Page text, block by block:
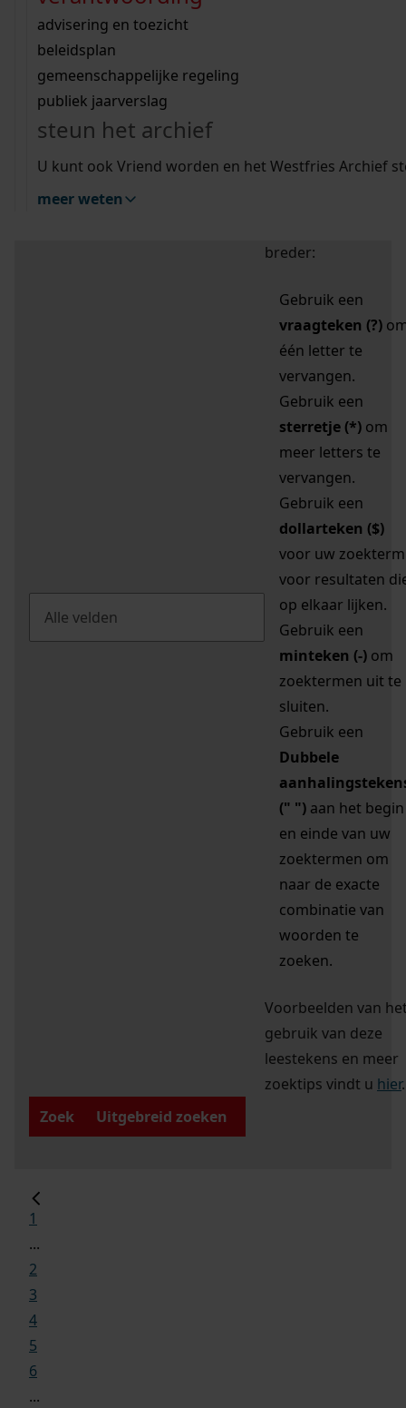
bouwvergunningen
omgevingsvergunningen
vergunningen
beeld en geluid
uitleg nodig?
Wij helpen u op weg met een aantal zoektips.
bekijk alle zoektips
Wij helpen u op weg met een aantal zoektips.
bekijk alle zoektips
bekijk ons geschiedenislokaal
advisering en toezicht
beleidsplan
gemeenschappelijke regeling
publiek jaarverslag
steun het archief
U kunt ook Vriend worden en het Westfries Archief
meer weten
zoektips
Mijn Studiezaal (inloggen)
uw zoekopdracht te
breder:
Gebruik een
vraagteken (?)
één letter te
vervangen.
Gebruik een
sterretje (*) om
meer letters te
vervangen.
Gebruik een
dollarteken ($)
voor uw zoekterm
voor resultaten
op elkaar lijken.
Gebruik een
minteken (-) om
zoektermen uit te
sluiten.
Gebruik een
Dubbele
(" ") aan het begin
en einde van uw
zoektermen om
naar de exacte
combinatie van
woorden te
zoeken.
Voorbeelden van
gebruik van deze
leestekens en meer
zoektips vindt u hier.
Zoek
Uitgebreid zoeken
1
...
2
3
4
5
6
...